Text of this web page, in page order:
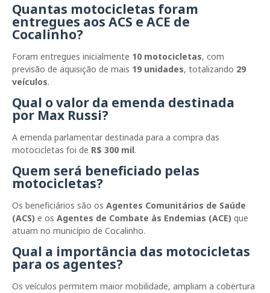
Quantas motocicletas foram
entregues aos ACS e ACE de
Cocalinho?
Foram entregues inicialmente 10 motocicletas, com
previsão de aquisição de mais 19 unidades, totalizando 29
veículos.
Qual o valor da emenda destinada
por Max Russi?
A emenda parlamentar destinada para a compra das
motocicletas foi de R$ 300 mil.
Quem será beneficiado pelas
motocicletas?
Os beneficiários são os Agentes Comunitários de Saúde
(ACS) e os Agentes de Combate às Endemias (ACE) que
atuam no município de Cocalinho.
Qual a importância das motocicletas
para os agentes?
Os veículos permitem maior mobilidade, ampliam a cobertura